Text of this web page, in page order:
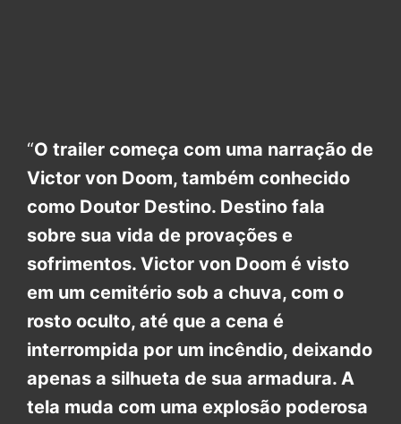
“O trailer começa com uma narração de
Victor von Doom, também conhecido
como Doutor Destino. Destino fala
sobre sua vida de provações e
sofrimentos. Victor von Doom é visto
em um cemitério sob a chuva, com o
rosto oculto, até que a cena é
interrompida por um incêndio, deixando
apenas a silhueta de sua armadura. A
tela muda com uma explosão poderosa